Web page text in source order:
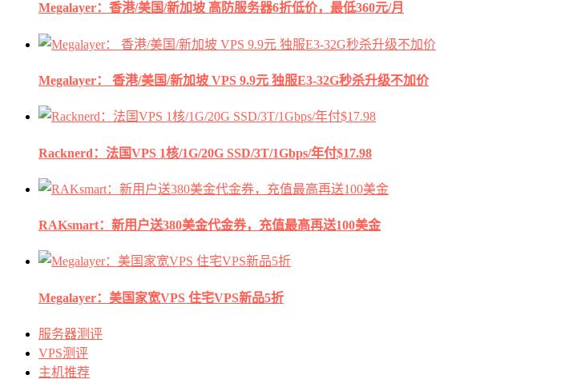
Megalayer：香港/美国/新加坡 高防服务器6折低价，最低360元/月
Megalayer： 香港/美国/新加坡 VPS 9.9元 独服E3-32G秒杀升级不加价
Racknerd：法国VPS 1核/1G/20G SSD/3T/1Gbps/年付$17.98
RAKsmart：新用户送380美金代金券，充值最高再送100美金
Megalayer：美国家宽VPS 住宅VPS新品5折
服务器测评
VPS测评
主机推荐